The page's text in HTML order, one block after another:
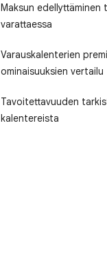
Maksun edellyttäminen
varattaessa
Varauskalenterien
ominaisuuksien vertailu
Tavoitettavuuden
kalentereista